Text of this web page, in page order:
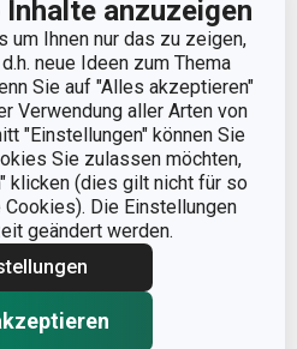
anzuzeigen
um Ihnen nur das zu zeigen,
neue Ideen zum Thema
Sie auf "Alles akzeptieren"
Verwendung aller Arten von
"Einstellungen" können Sie
Sie zulassen möchten,
klicken (dies gilt nicht für so
Die Einstellungen
geändert werden.
Reibe
GrandCHEF
Ja
8592973128130